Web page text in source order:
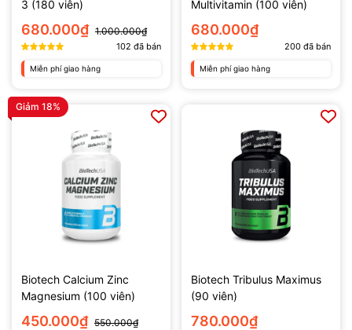
3 (180 viên)
680.000₫ 1.000.000₫
102 đã bán
Miễn phí giao hàng
Multivitamin (100 viên)
680.000₫
200 đã bán
Miễn phí giao hàng
Giảm 18%
Biotech Calcium Zinc
Magnesium (100 viên)
450.000₫ 550.000₫
Biotech Tribulus Maximus
(90 viên)
780.000₫